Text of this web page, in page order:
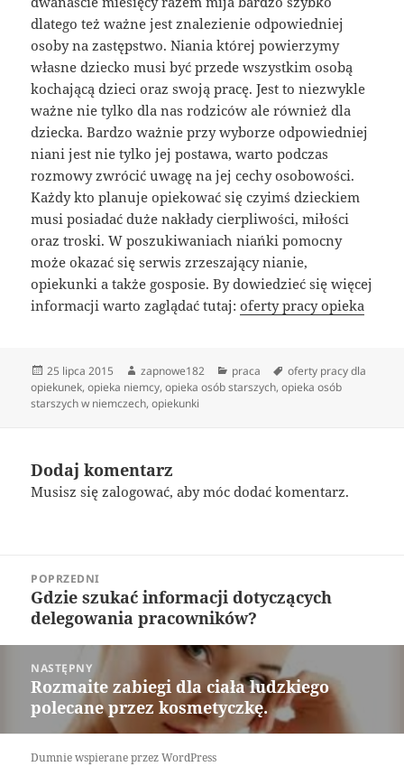
dlatego też ważne jest znalezienie odpowiedniej
osoby na zastępstwo. Niania której powierzymy
własne dziecko musi być przede wszystkim osobą
kochającą dzieci oraz swoją pracę. Jest to niezwykle
ważne nie tylko dla nas rodziców ale również dla
dziecka. Bardzo ważnie przy wyborze odpowiedniej
niani jest nie tylko jej postawa, warto podczas
rozmowy zwrócić uwagę na jej cechy osobowości.
Każdy kto planuje opiekować się czyimś dzieckiem
musi posiadać duże nakłady cierpliwości, miłości
oraz troski. W poszukiwaniach niańki pomocny
może okazać się serwis zrzeszający nianie,
opiekunki a także gosposie. By dowiedzieć się więcej
informacji warto zaglądać tutaj:oferty pracy opieka
Data
publikacji
25 lipca 2015 Autor
zapnowe182 Kategorie
praca Tagi
oferty pracy dla
opiekunek,opieka niemcy,opieka osób starszych,opieka osób
starszych w niemczech,opiekunki
Dodaj komentarz
Musisz sięzalogować, aby móc dodać komentarz.
wpisuPOPRZEDNI
Poprzedni
wpis:
Gdzie szukać informacji dotyczących
delegowania pracowników?
NASTĘPNY
Następny
wpis:
Rozmaite zabiegi dla ciała ludzkiego
polecane przez kosmetyczkę.
Dumnie wspierane przez WordPress